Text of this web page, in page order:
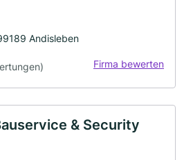
Andisleben
Firma bewerten
& Security